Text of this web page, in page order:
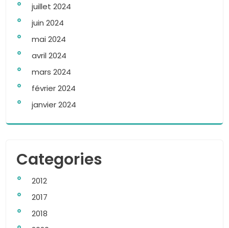
juillet 2024
juin 2024
mai 2024
avril 2024
mars 2024
février 2024
janvier 2024
Categories
2012
2017
2018